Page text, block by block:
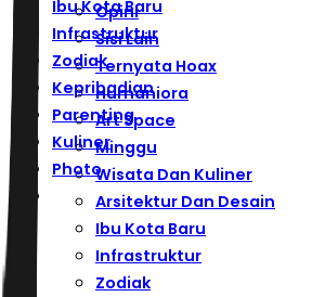
Ibu Kota Baru
Infrastruktur
Zodiak
Kepribadian
Parenting
Kuliner
Photo
Opini
Sisi Lain
Ternyata Hoax
Humaniora
Art Space
Minggu
Wisata Dan Kuliner
Arsitektur Dan Desain
Ibu Kota Baru
Infrastruktur
Zodiak